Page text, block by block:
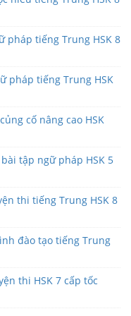
pháp tiếng Trung HSK 8
pháp tiếng Trung HSK
cố nâng cao HSK
tập ngữ pháp HSK 5
thi tiếng Trung HSK 8
đào tạo tiếng Trung
thi HSK 7 cấp tốc